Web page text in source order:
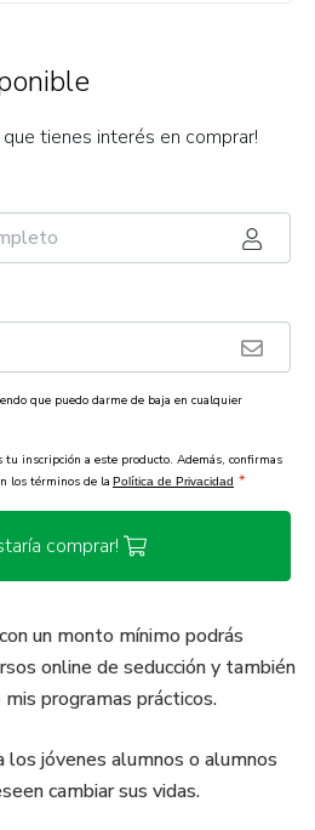
tienes interés en comprar!
que puedo darme de baja en cualquier
inscripción a este producto. Además, confirmas
los términos de la Política de Privacidad *
comprar!
un monto mínimo podrás
online de seducción y también
programas prácticos.
los jóvenes alumnos o alumnos
cambiar sus vidas.